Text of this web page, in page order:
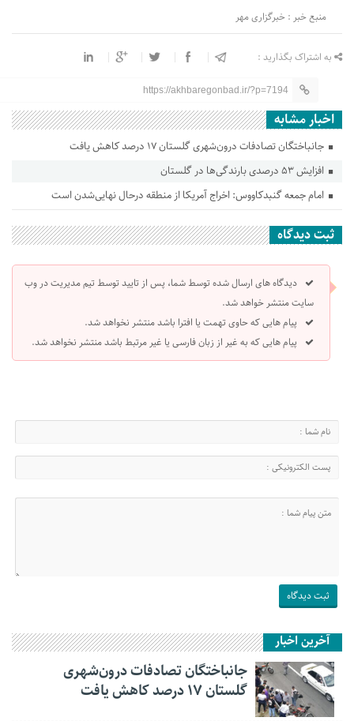
منبع خبر : خبرگزاری مهر
به اشتراک بگذارید :
https://akhbaregonbad.ir/?p=7194
اخبار مشابه
جانباختگان تصادفات درون‌شهری گلستان ۱۷ درصد کاهش یافت
افزایش ۵۳ درصدی بارندگی‌ها در گلستان
امام جمعه گنبدکاووس: اخراج آمریکا از منطقه درحال نهایی‌شدن است
ثبت دیدگاه
دیدگاه های ارسال شده توسط شما، پس از تایید توسط تیم مدیریت در وب
سایت منتشر خواهد شد.
پیام هایی که حاوی تهمت یا افترا باشد منتشر نخواهد شد.
پیام هایی که به غیر از زبان فارسی یا غیر مرتبط باشد منتشر نخواهد شد.
آخرین اخبار
جانباختگان تصادفات درون‌شهری
گلستان ۱۷ درصد کاهش یافت